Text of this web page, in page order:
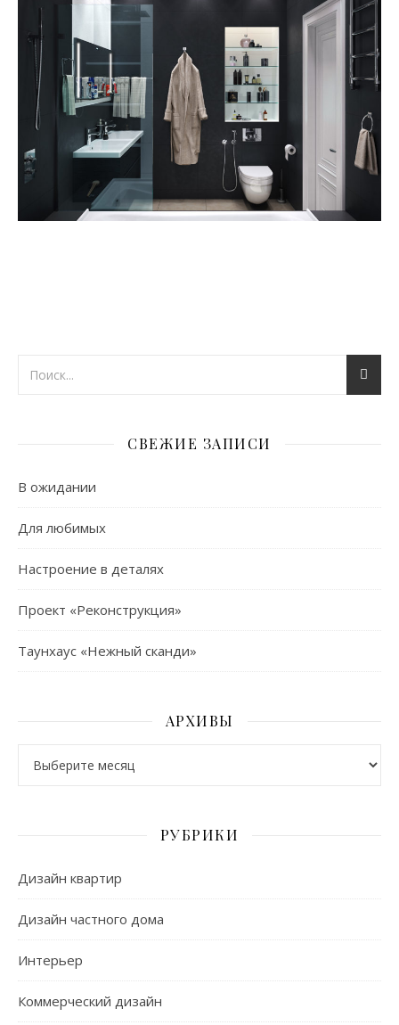
СВЕЖИЕ ЗАПИСИ
В ожидании
Для любимых
Настроение в деталях
Проект «Реконструкция»
Таунхаус «Нежный сканди»
АРХИВЫ
РУБРИКИ
Дизайн квартир
Дизайн частного дома
Интерьер
Коммерческий дизайн